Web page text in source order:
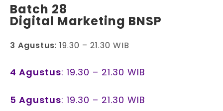
Batch 28
Digital Marketing BNSP
3 Agustus: 19.30 – 21.30 WIB
4 Agustus: 19.30 – 21.30 WIB
5 Agustus: 19.30 – 21.30 WIB